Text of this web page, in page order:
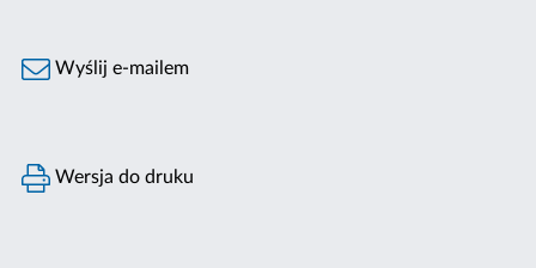
Wyślij e-mailem
Wersja do druku